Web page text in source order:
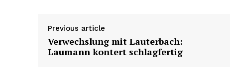
Previous article
Verwechslung mit Lauterbach:
Laumann kontert schlagfertig